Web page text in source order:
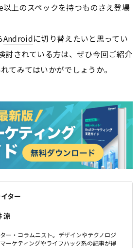
上のスペックを持つものさえ登場
Androidに切り替えたいと思ってい
討されている方は、ぜひ今回ご紹介
てみてはいかがでしょうか。
ター
涼
ー・コラムニスト。デザインやテクノロジ
ーケティングやライフハック系の記事が得